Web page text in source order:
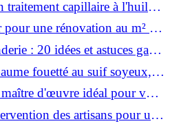
traitement capillaire à l'huile
une rénovation au m² en
: 20 idées et astuces gain
fonctionnel et stylé
fouetté au suif soyeux,
d'œuvre idéal pour vos
?
des artisans pour une